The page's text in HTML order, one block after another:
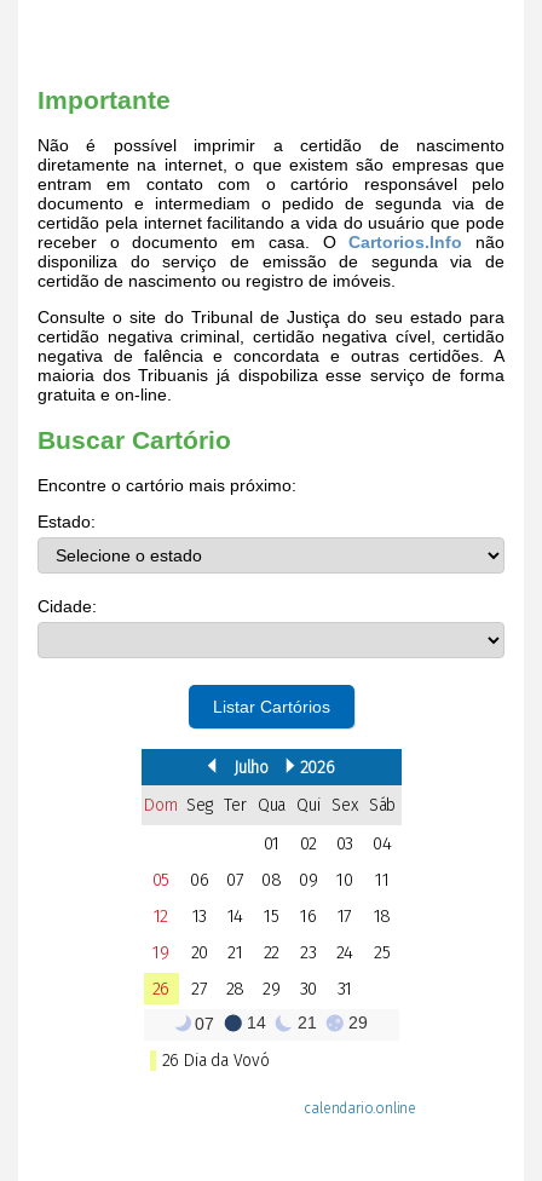
Importante
Não é possível imprimir a certidão de nascimento
diretamente na internet, o que existem são empresas que
entram em contato com o cartório responsável pelo
documento e intermediam o pedido de segunda via de
certidão pela internet facilitando a vida do usuário que pode
receber o documento em casa. OCartorios.Info não
disponiliza do serviço de emissão de segunda via de
certidão de nascimento ou registro de imóveis.
Consulte o site do Tribunal de Justiça do seu estado para
certidão negativa criminal, certidão negativa cível, certidão
negativa de falência e concordata e outras certidões. A
maioria dos Tribuanis já dispobiliza esse serviço de forma
gratuita e on-line.
Buscar Cartório
Encontre o cartório mais próximo:
Estado:
Cidade:
Listar Cartórios